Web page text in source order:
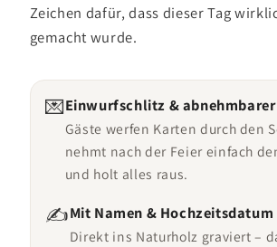
Zeichen dafür, dass dieser Tag
gemacht wurde.
💌Einwurfschlitz &
Gäste werfen Karten durch den
nehmt nach der Feier einfach
und holt alles raus.
✍️Mit Namen &
Direkt ins Naturholz graviert –